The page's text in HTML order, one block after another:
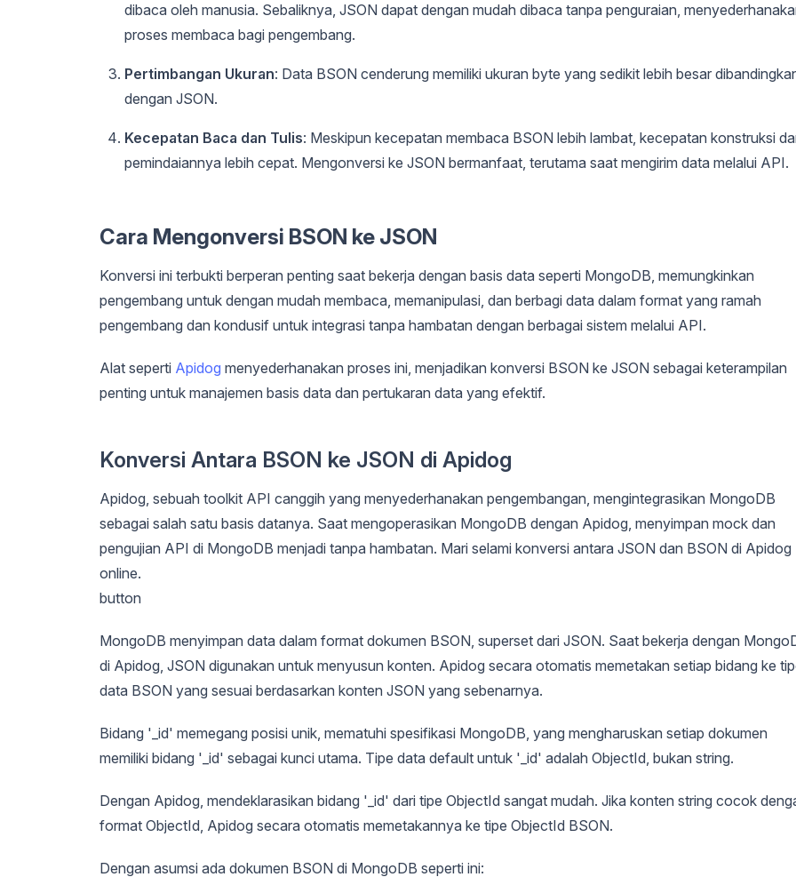
dibaca oleh manusia. Sebaliknya, JSON dapat dengan mudah dibaca tanpa penguraian,
proses membaca bagi pengembang.
Pertimbangan Ukuran: Data BSON cenderung memiliki ukuran byte yang sedikit lebih besar
dengan JSON.
Kecepatan Baca dan Tulis: Meskipun kecepatan membaca BSON lebih lambat, kecepatan konstruksi
pemindaiannya lebih cepat. Mengonversi ke JSON bermanfaat, terutama saat mengirim data melalui API.
Cara Mengonversi BSON ke JSON
Konversi ini terbukti berperan penting saat bekerja dengan basis data seperti MongoDB, memungkinkan
pengembang untuk dengan mudah membaca, memanipulasi, dan berbagi data dalam format yang ramah
pengembang dan kondusif untuk integrasi tanpa hambatan dengan berbagai sistem melalui API.
Alat seperti Apidog menyederhanakan proses ini, menjadikan konversi BSON ke JSON sebagai keterampilan
penting untuk manajemen basis data dan pertukaran data yang efektif.
Konversi Antara BSON ke JSON di Apidog
Apidog, sebuah toolkit API canggih yang menyederhanakan pengembangan, mengintegrasikan MongoDB
sebagai salah satu basis datanya. Saat mengoperasikan MongoDB dengan Apidog, menyimpan mock dan
pengujian API di MongoDB menjadi tanpa hambatan. Mari selami konversi antara JSON dan BSON di Apidog
online.
button
MongoDB menyimpan data dalam format dokumen BSON, superset dari JSON. Saat bekerja dengan
di Apidog, JSON digunakan untuk menyusun konten. Apidog secara otomatis memetakan setiap bidang ke
data BSON yang sesuai berdasarkan konten JSON yang sebenarnya.
Bidang '_id' memegang posisi unik, mematuhi spesifikasi MongoDB, yang mengharuskan setiap dokumen
memiliki bidang '_id' sebagai kunci utama. Tipe data default untuk '_id' adalah ObjectId, bukan string.
Dengan Apidog, mendeklarasikan bidang '_id' dari tipe ObjectId sangat mudah. Jika konten string cocok
format ObjectId, Apidog secara otomatis memetakannya ke tipe ObjectId BSON.
Dengan asumsi ada dokumen BSON di MongoDB seperti ini: